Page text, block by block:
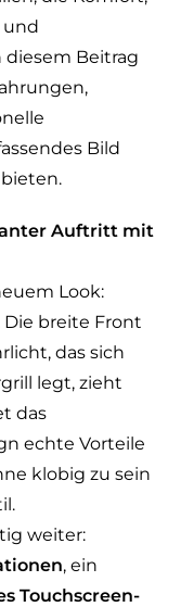
und
Beitrag
Bild
Auftritt mit
Look:
breite Front
das sich
legt, zieht
das
echte Vorteile
klobig zu sein
weiter:
, ein
Touchscreen-